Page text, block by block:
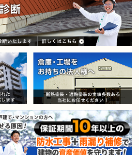
賃貸マンション・アパートオー